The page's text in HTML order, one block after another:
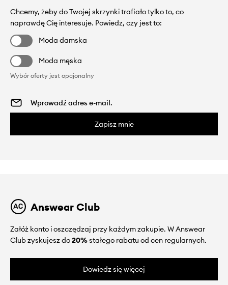
Chcemy, żeby do Twojej skrzynki trafiało tylko to, co
naprawdę Cię interesuje. Powiedz, czy jest to:
Moda damska
Moda męska
Wybór oferty jest opcjonalny
Zapisz mnie
Answear Club
Załóż konto i oszczędzaj przy każdym zakupie. W Answear
Club zyskujesz do20%stałego rabatu od cen regularnych.
Dowiedz się więcej